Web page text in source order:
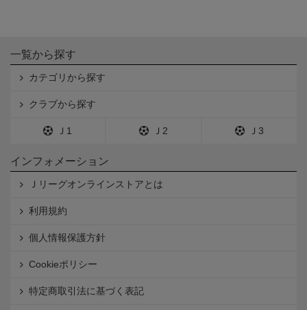
一覧から探す
カテゴリから探す
クラブから探す
Ｊ1 Ｊ2 Ｊ3
インフォメーション
Ｊリーグオンラインストアとは
利用規約
個人情報保護方針
Cookieポリシー
特定商取引法に基づく表記